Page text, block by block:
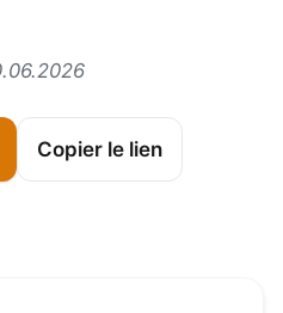
Copier le lien